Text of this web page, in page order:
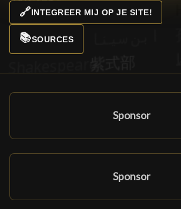
🔗INTEGREER MIJ OP JE SITE!
📚SOURCES
Sponsor
Sponsor